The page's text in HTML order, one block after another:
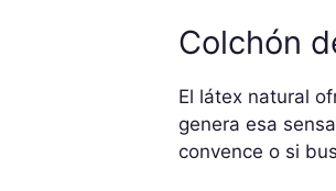
Colchón
El látex natural
genera esa
convence o si